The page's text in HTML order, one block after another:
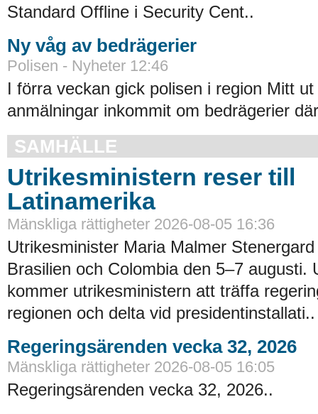
Standard Offline i Security Cent..
Ny våg av bedrägerier
Polisen - Nyheter 12:46
I förra veckan gick polisen i region Mitt
anmälningar inkommit om bedrägerier
SAMHÄLLE
Utrikesministern reser till
Latinamerika
Mänskliga rättigheter 2026-08-05 16:36
Utrikesminister Maria Malmer
Brasilien och Colombia den 5–7 augusti.
kommer utrikesministern att träffa
regionen och delta vid presidentinstallati..
Regeringsärenden vecka 32, 2026
Mänskliga rättigheter 2026-08-05 16:05
Regeringsärenden vecka 32, 2026..